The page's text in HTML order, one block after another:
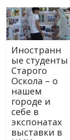
Иностранн
ые студенты
Старого
Оскола – о
нашем
городе и
себе в
экспонатах
выставки в